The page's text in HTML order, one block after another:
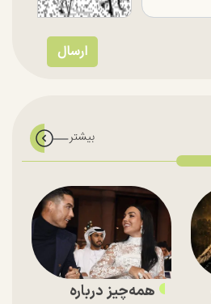
همه‌چیز درباره